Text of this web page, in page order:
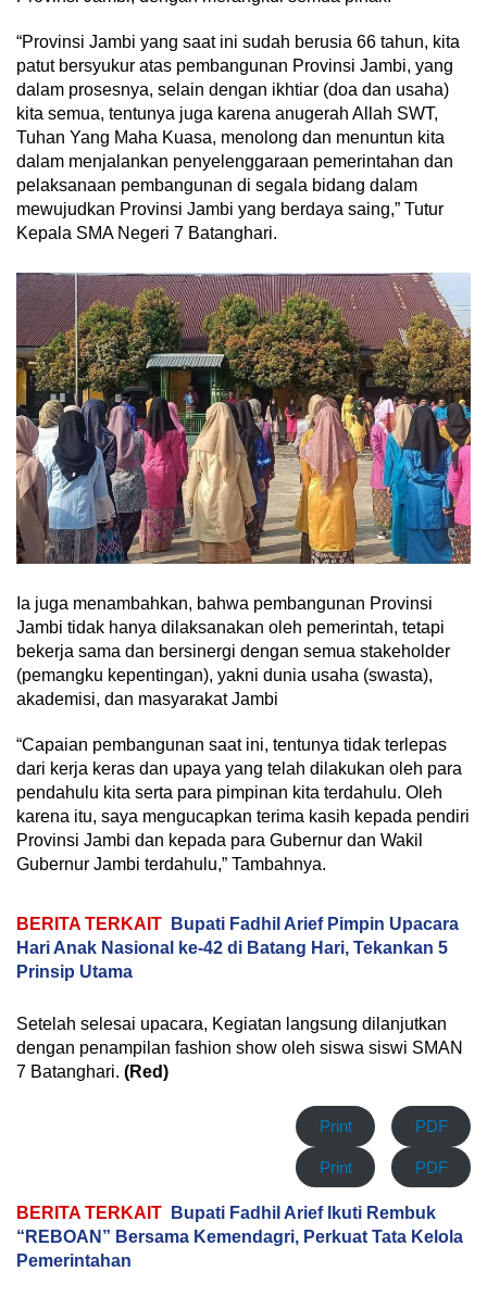
“Provinsi Jambi yang saat ini sudah berusia 66 tahun, kita
patut bersyukur atas pembangunan Provinsi Jambi, yang
dalam prosesnya, selain dengan ikhtiar (doa dan usaha)
kita semua, tentunya juga karena anugerah Allah SWT,
Tuhan Yang Maha Kuasa, menolong dan menuntun kita
dalam menjalankan penyelenggaraan pemerintahan dan
pelaksanaan pembangunan di segala bidang dalam
mewujudkan Provinsi Jambi yang berdaya saing,” Tutur
Kepala SMA Negeri 7 Batanghari.
Ia juga menambahkan, bahwa pembangunan Provinsi
Jambi tidak hanya dilaksanakan oleh pemerintah, tetapi
bekerja sama dan bersinergi dengan semua stakeholder
(pemangku kepentingan), yakni dunia usaha (swasta),
akademisi, dan masyarakat Jambi
“Capaian pembangunan saat ini, tentunya tidak terlepas
dari kerja keras dan upaya yang telah dilakukan oleh para
pendahulu kita serta para pimpinan kita terdahulu. Oleh
karena itu, saya mengucapkan terima kasih kepada pendiri
Provinsi Jambi dan kepada para Gubernur dan Wakil
Gubernur Jambi terdahulu,” Tambahnya.
BERITA TERKAIT
Bupati Fadhil Arief Pimpin Upacara
Hari Anak Nasional ke-42 di Batang Hari, Tekankan 5
Prinsip Utama
Setelah selesai upacara, Kegiatan langsung dilanjutkan
dengan penampilan fashion show oleh siswa siswi SMAN
7 Batanghari. (Red)
Print PDF
Print PDF
BERITA TERKAIT
Bupati Fadhil Arief Ikuti Rembuk
“REBOAN” Bersama Kemendagri, Perkuat Tata Kelola
Pemerintahan